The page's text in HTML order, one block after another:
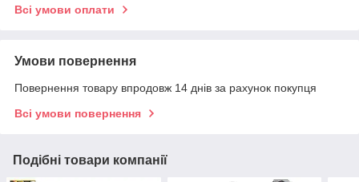
Всі умови оплати
Умови повернення
Повернення товару впродовж 14 днів за рахунок покупця
Всі умови повернення
Подібні товари компанії